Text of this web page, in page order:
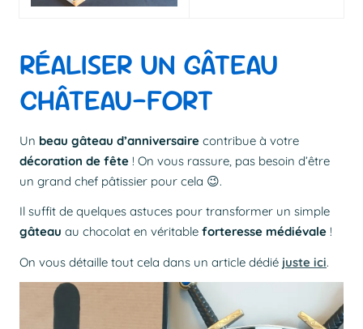
RÉALISER UN GÂTEAU
CHÂTEAU-FORT
Un beau gâteau d’anniversaire contribue à votre
décoration de fête ! On vous rassure, pas besoin d’être
un grand chef pâtissier pour cela 😉.
Il suffit de quelques astuces pour transformer un simple
gâteau au chocolat en véritable forteresse médiévale !
On vous détaille tout cela dans un article dédié juste ici.